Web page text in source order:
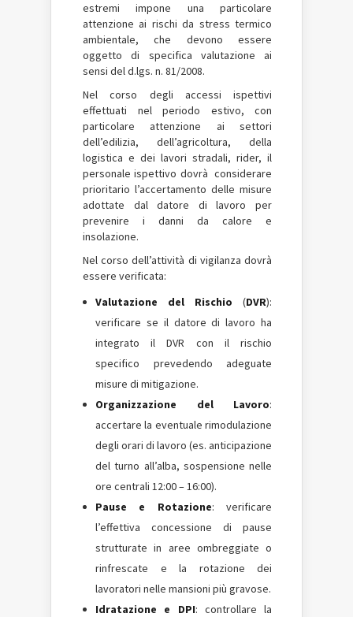
estremi impone una particolare
attenzione ai rischi da stress termico
ambientale, che devono essere
oggetto di specifica valutazione ai
sensi del d.lgs. n. 81/2008.
Nel corso degli accessi ispettivi
effettuati nel periodo estivo, con
particolare attenzione ai settori
dell’edilizia, dell’agricoltura, della
logistica e dei lavori stradali, rider, il
personale ispettivo dovrà considerare
prioritario l’accertamento delle misure
adottate dal datore di lavoro per
prevenire i danni da calore e
insolazione.
Nel corso dell’attività di vigilanza dovrà
essere verificata:
Valutazione del Rischio (DVR):
verificare se il datore di lavoro ha
integrato il DVR con il rischio
specifico prevedendo adeguate
misure di mitigazione.
Organizzazione del Lavoro:
accertare la eventuale rimodulazione
degli orari di lavoro (es. anticipazione
del turno all’alba, sospensione nelle
ore centrali 12:00 – 16:00).
Pause e Rotazione: verificare
l’effettiva concessione di pause
strutturate in aree ombreggiate o
rinfrescate e la rotazione dei
lavoratori nelle mansioni più gravose.
Idratazione e DPI: controllare la